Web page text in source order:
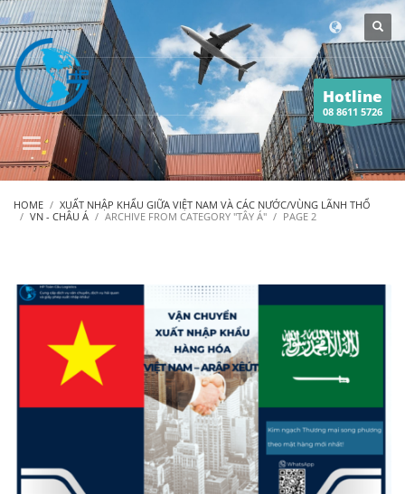
Hotline
08 8611 5726
HOME
XUẤT NHẬP KHẨU GIỮA VIỆT NAM VÀ CÁC NƯỚC/VÙNG LÃNH THỔ
VN - CHÂU Á
ARCHIVE FROM CATEGORY "TÂY Á" PAGE 2